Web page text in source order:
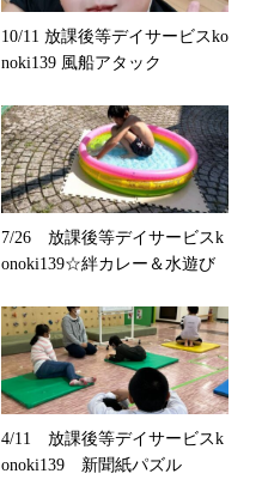
10/11 放課後等デイサービスko
noki139 風船アタック
7/26 放課後等デイサービスk
onoki139☆絆カレー＆水遊び
4/11 放課後等デイサービスk
onoki139 新聞紙パズル